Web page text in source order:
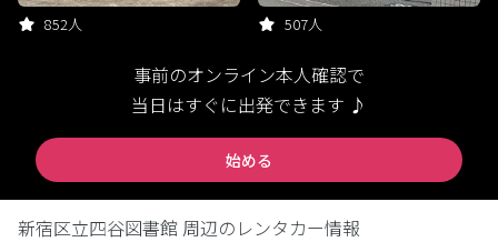
852人 507人
事前のオンライン本人確認で
当日はすぐに出発できます ♪
始める
新宿区立四谷図書館 周辺のレンタカー情報